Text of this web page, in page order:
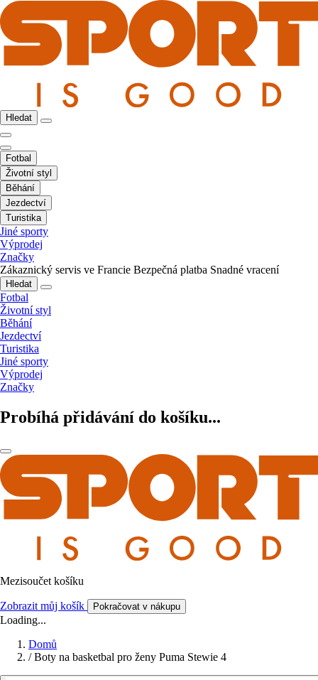
Hledat
Fotbal
Životní styl
Běhání
Jezdectví
Turistika
Jiné sporty
Výprodej
Značky
Zákaznický servis ve Francie Bezpečná platba Snadné vracení
Hledat
Fotbal
Životní styl
Běhání
Jezdectví
Turistika
Jiné sporty
Výprodej
Značky
Probíhá přidávání do košíku...
Mezisoučet košíku
Zobrazit můj košík Pokračovat v nákupu
Loading...
Domů
/ Boty na basketbal pro ženy Puma Stewie 4